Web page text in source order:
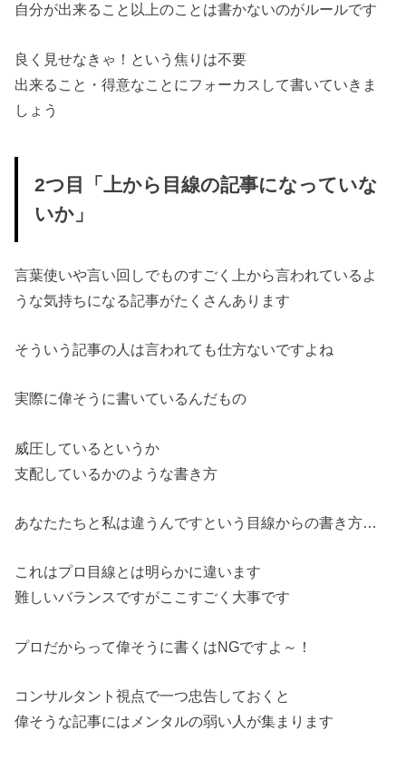
自分が出来ること以上のことは書かないのがルールです
良く見せなきゃ！という焦りは不要
出来ること・得意なことにフォーカスして書いていきま
しょう
2つ目「上から目線の記事になっていな
いか」
言葉使いや言い回しでものすごく上から言われているよ
うな気持ちになる記事がたくさんあります
そういう記事の人は言われても仕方ないですよね
実際に偉そうに書いているんだもの
威圧しているというか
支配しているかのような書き方
あなたたちと私は違うんですという目線からの書き方…
これはプロ目線とは明らかに違います
難しいバランスですがここすごく大事です
プロだからって偉そうに書くはNGですよ～！
コンサルタント視点で一つ忠告しておくと
偉そうな記事にはメンタルの弱い人が集まります